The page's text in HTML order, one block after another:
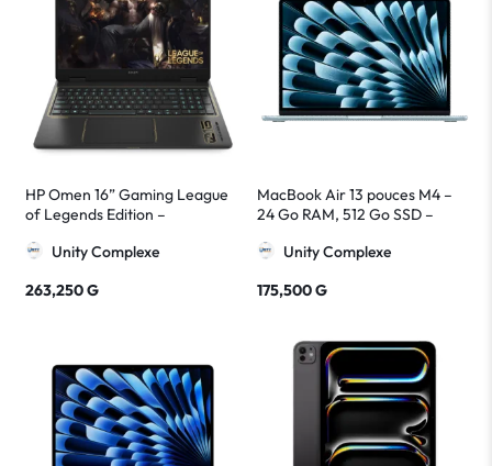
HP Omen 16” Gaming League
of Legends Edition –
Unity Complexe
263,250G
MacBook Air 13 pouces M4 –
24 Go RAM, 512 Go SSD –
Unity Complexe
175,500G